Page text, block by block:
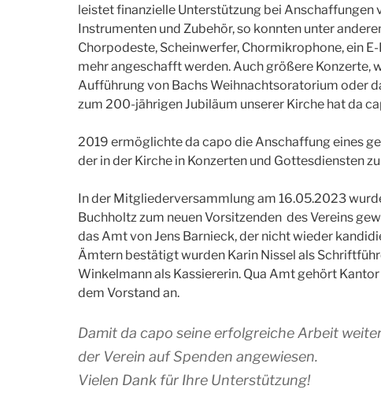
leistet finanzielle Unterstützung bei Anschaffungen
Instrumenten und Zubehör, so konnten unter
Chorpodeste, Scheinwerfer, Chormikrophone, ein
mehr angeschafft werden. Auch größere Konzerte,
Aufführung von Bachs Weihnachtsoratorium oder
zum 200-jährigen Jubiläum unserer Kirche hat da
2019 ermöglichte da capo die Anschaffung eines
der in der Kirche in Konzerten und Gottesdiensten
In der Mitgliederversammlung am 16.05.2023
Buchholtz zum neuen Vorsitzenden des Vereins
das Amt von Jens Barnieck, der nicht wieder
Ämtern bestätigt wurden Karin Nissel als
Winkelmann als Kassiererin. Qua Amt gehört
dem Vorstand an.
Damit da capo seine erfolgreiche Arbeit
der Verein auf Spenden angewiesen.
Vielen Dank für Ihre Unterstützung!